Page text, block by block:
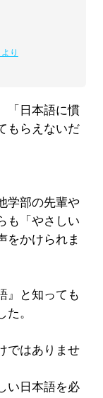
り
「日本語に慣
もらえないだ
学部の先輩や
も「やさしい
をかけられま
』と知っても
。
ではありませ
い日本語を必